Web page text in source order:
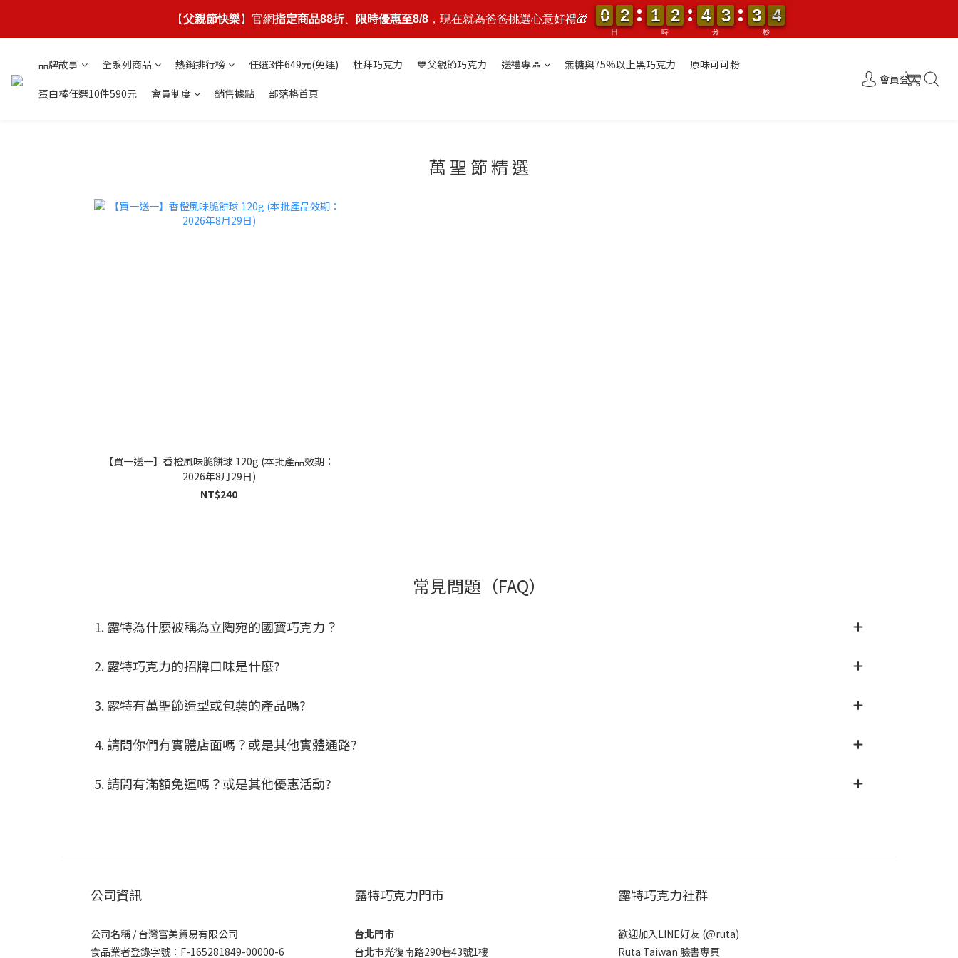
品牌故事 全系列商品 熱銷排行榜 任選3件649元(免運) 杜拜巧克力 💙父親節巧克力 送禮專區 無糖與75%以上黑巧克力 原味可可粉
蛋白棒任選10件590元 會員制度 銷售據點 部落格首頁
會員登入
萬 聖 節 精 選
【買一送一】香橙風味脆餅球 120g (本批產品效期：
2026年8月29日)
NT$240
常見問題（FAQ）
1. 露特為什麼被稱為立陶宛的國寶巧克力？
2. 露特巧克力的招牌口味是什麼?
3. 露特有萬聖節造型或包裝的產品嗎?
4. 請問你們有實體店面嗎？或是其他實體通路?
5. 請問有滿額免運嗎？或是其他優惠活動?
公司資訊
公司名稱 / 台灣富美貿易有限公司
食品業者登錄字號：F-165281849-00000-6
露特巧克力門市
台北門市
台北市光復南路290巷43號1樓
露特巧克力社群
歡迎加入LINE好友 (@ruta)
Ruta Taiwan 臉書專頁
【父親節快樂】官網指定商品88折、 限時優惠至8/8 ，現在就為爸爸挑選心意好禮🎁
日
0
0
0
0 2
2
2
2
時
1
1
1
1 2
2
2
2
分
4
4
4
4 3
3
3
3
秒
3
3
3
3 0
0
4
4
3